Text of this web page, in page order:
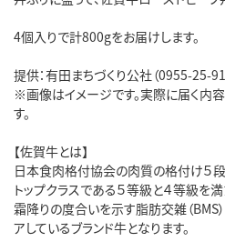
4個入りで計800gをお届けします。
提供：有田まちづくり公社（0955-25-
※画像はイメージです。実際に届く内
す。
【佐賀牛とは】
日本食肉格付協会の肉質の格付け５
トップクラスである５等級と４等級を満
霜降りの度合いを示す脂肪交雑（BMS
アしているブランド牛となります。